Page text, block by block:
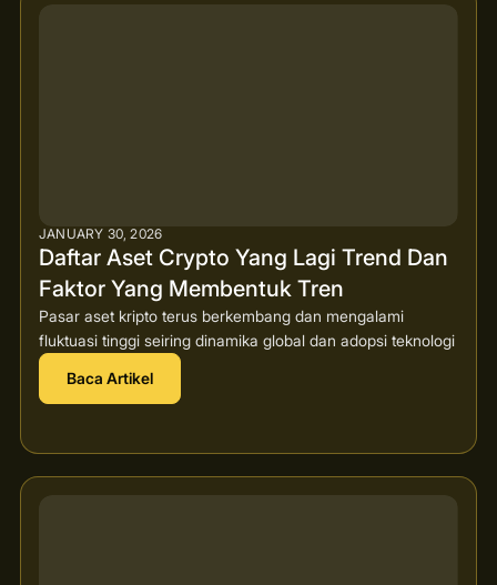
JANUARY 30, 2026
Daftar Aset Crypto Yang Lagi Trend Dan
Faktor Yang Membentuk Tren
Pasar aset kripto terus berkembang dan mengalami
fluktuasi tinggi seiring dinamika global dan adopsi teknologi
Baca Artikel